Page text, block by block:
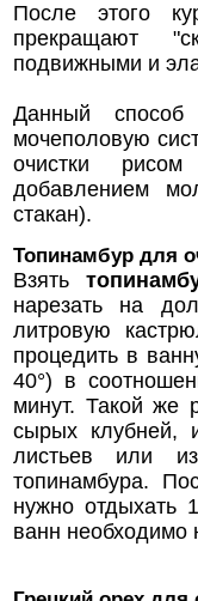
После этого
прекращают
подвижными и
Данный
мочеполовую
очистки
добавлением
стакан).
Топинамбур для
Взять
нарезать на
литровую
процедить в
40°) в
минут. Такой же
сырых клубней,
листьев или
топинамбура.
нужно отдыхать
ванн необходимо